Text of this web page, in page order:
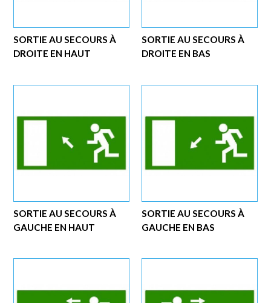
SORTIE AU SECOURS À
DROITE EN BAS
SORTIE AU SECOURS À
DROITE EN HAUT
SORTIE AU SECOURS À
GAUCHE EN BAS
SORTIE AU SECOURS À
GAUCHE EN HAUT